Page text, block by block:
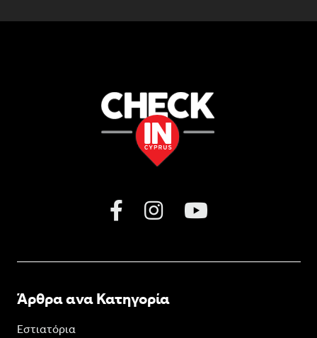
Άρθρα ανα Κατηγορία
Εστιατόρια